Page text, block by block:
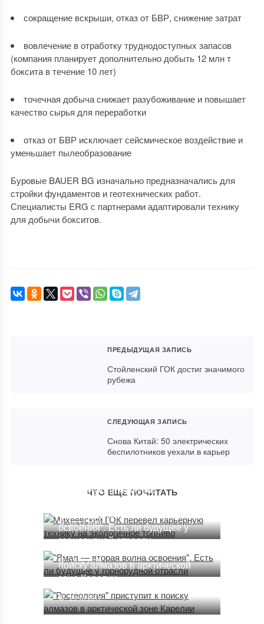
сокращение вскрыши, отказ от БВР, снижение затрат
вовлечение в отработку труднодоступных запасов
(компания планирует дополнительно добыть 12 млн т
боксита в течение 10 лет)
точечная добыча снижает разубоживание и повышает
качество сырья для переработки
отказ от БВР исключает сейсмическое воздействие и
уменьшает пылеобразование
Буровые BAUER BG изначально предназначались для
стройки фундаментов и геотехнических работ.
Специалисты ERG с партнерами адаптировали технику
для добычи бокситов.
ПРЕДЫДУЩАЯ ЗАПИСЬ
Стойленский ГОК достиг значимого
рубежа
СЛЕДУЮЩАЯ ЗАПИСЬ
Снова Китай: 50 электрических
беспилотников уехали в карьер
ЧТО ЕЩЕ ПОЧИТАТЬ
карьерную технику на
03.12.2020
"Ямал — вторая волна
освоения". Есть ли будущее у
горнорудной отрасли
18.02.2018
"Росгеология" приступит к
поиску алмазов в арктической
зоне Карелии
29.10.2017